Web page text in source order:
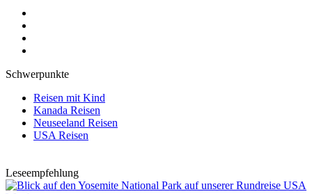
Schwerpunkte
Reisen mit Kind
Kanada Reisen
Neuseeland Reisen
USA Reisen
Leseempfehlung